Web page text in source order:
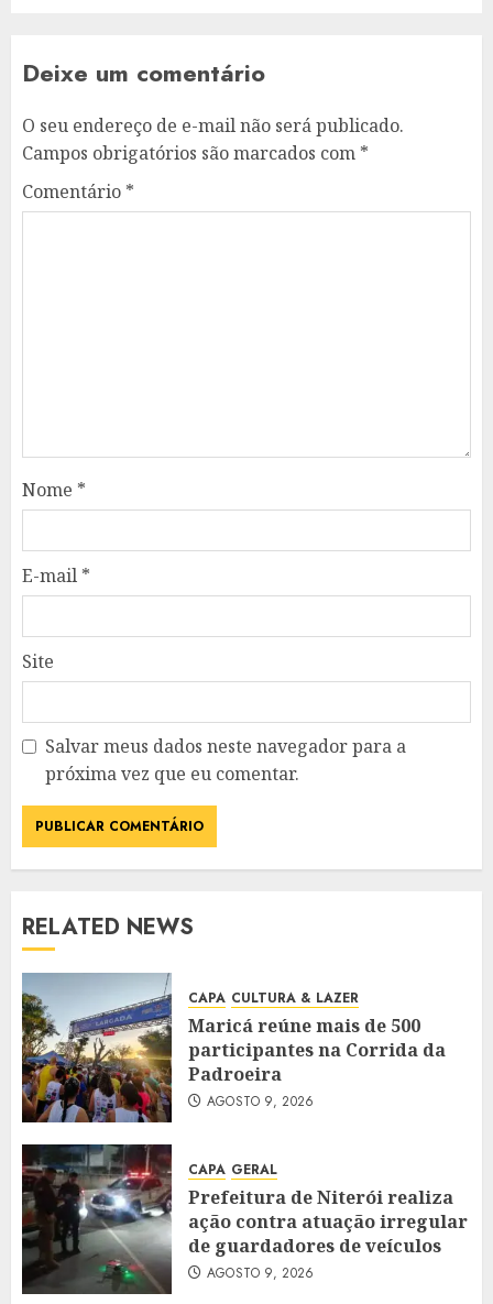
Deixe um comentário
O seu endereço de e-mail não será publicado.
Campos obrigatórios são marcados com *
Comentário *
Nome *
E-mail *
Site
Salvar meus dados neste navegador para a
próxima vez que eu comentar.
RELATED NEWS
CAPA CULTURA & LAZER
Maricá reúne mais de 500
participantes na Corrida da
Padroeira
AGOSTO 9, 2026
CAPA GERAL
Prefeitura de Niterói realiza
ação contra atuação irregular
de guardadores de veículos
AGOSTO 9, 2026